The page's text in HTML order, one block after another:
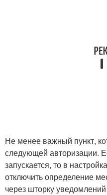
Не менее важный пункт,
следующей авторизации.
запускается, то в
отключить определение
через шторку